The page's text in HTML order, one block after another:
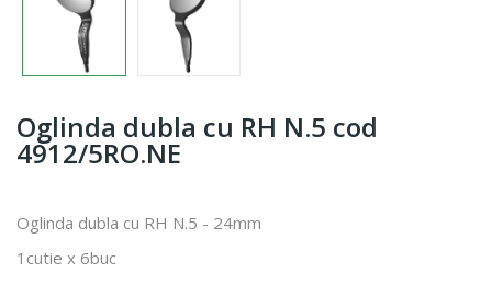
Oglinda dubla cu RH N.5 cod
4912/5RO.NE
Oglinda dubla cu RH N.5 - 24mm
1cutie x 6buc